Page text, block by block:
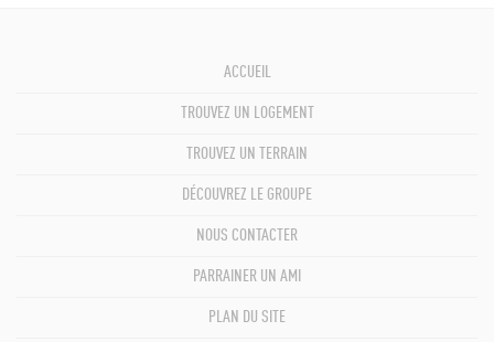
ACCUEIL
TROUVEZ UN LOGEMENT
TROUVEZ UN TERRAIN
DÉCOUVREZ LE GROUPE
NOUS CONTACTER
PARRAINER UN AMI
PLAN DU SITE